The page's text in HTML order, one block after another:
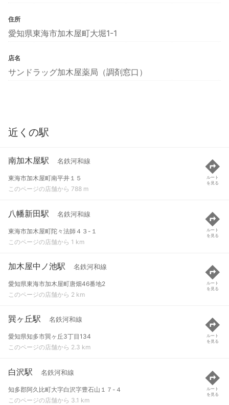
住所
愛知県東海市加木屋町大堀1-1
店名
サンドラッグ加木屋薬局（調剤窓口）
近くの駅
南加木屋駅 名鉄河和線
東海市加木屋町南平井１５
このページの店舗から 788 m
ルート
を見る
八幡新田駅 名鉄河和線
東海市加木屋町陀々法師４３-１
このページの店舗から 1 km
ルート
を見る
加木屋中ノ池駅 名鉄河和線
愛知県東海市加木屋町唐畑46番地2
このページの店舗から 2 km
ルート
を見る
巽ヶ丘駅 名鉄河和線
愛知県知多市巽ヶ丘3丁目134
このページの店舗から 2.3 km
ルート
を見る
白沢駅 名鉄河和線
知多郡阿久比町大字白沢字豊石山１７-４
このページの店舗から 3.1 km
ルート
を見る